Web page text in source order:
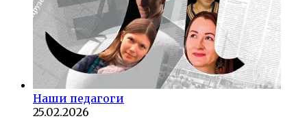
Наши педагоги
25.02.2026